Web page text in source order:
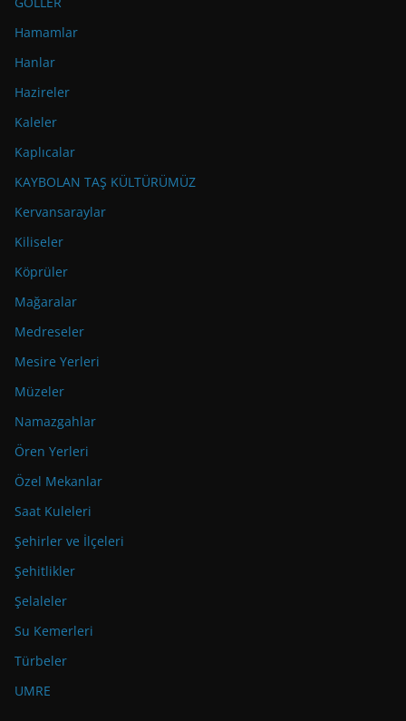
Hamamlar
Hanlar
Hazireler
Kaleler
Kaplıcalar
KAYBOLAN TAŞ KÜLTÜRÜMÜZ
Kervansaraylar
Kiliseler
Köprüler
Mağaralar
Medreseler
Mesire Yerleri
Müzeler
Namazgahlar
Ören Yerleri
Özel Mekanlar
Saat Kuleleri
Şehirler ve İlçeleri
Şehitlikler
Şelaleler
Su Kemerleri
Türbeler
UMRE